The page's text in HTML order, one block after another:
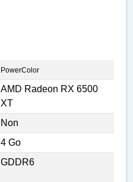
PowerColor
AMD Radeon RX 6500
XT
Non
4 Go
GDDR6